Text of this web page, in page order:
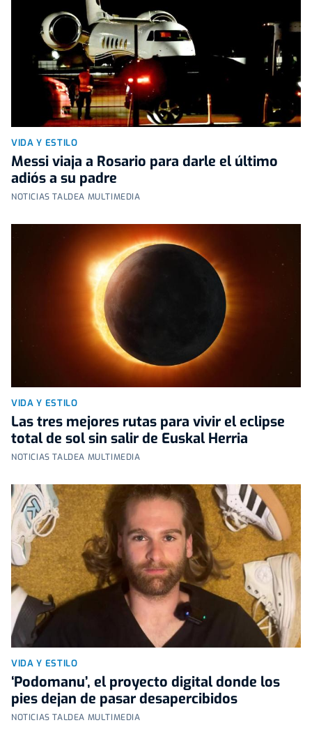
VIDA Y ESTILO
Messi viaja a Rosario para darle el último
adiós a su padre
NOTICIAS TALDEA MULTIMEDIA
VIDA Y ESTILO
Las tres mejores rutas para vivir el eclipse
total de sol sin salir de Euskal Herria
NOTICIAS TALDEA MULTIMEDIA
VIDA Y ESTILO
‘Podomanu’, el proyecto digital donde los
pies dejan de pasar desapercibidos
NOTICIAS TALDEA MULTIMEDIA